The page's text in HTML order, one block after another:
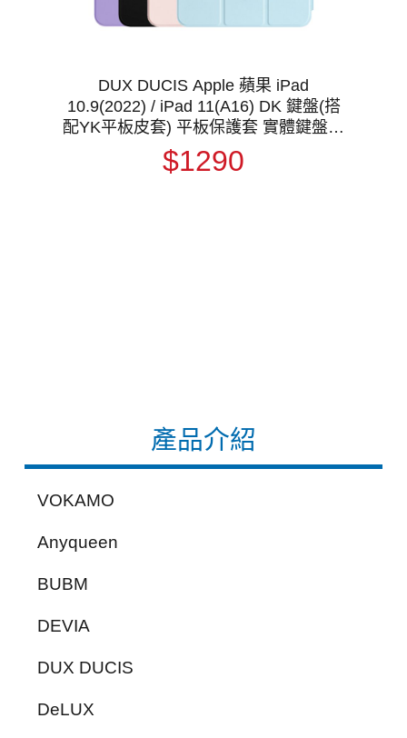
產品介紹
VOKAMO
Anyqueen
BUBM
DEVIA
DUX DUCIS
DeLUX
DUX DUCIS Apple 蘋果 iPad
10.9(2022) / iPad 11(A16) DK 鍵盤(搭
配YK平板皮套) 平板保護套 實體鍵盤套
磁吸保護套 注音 倉頡
$1290